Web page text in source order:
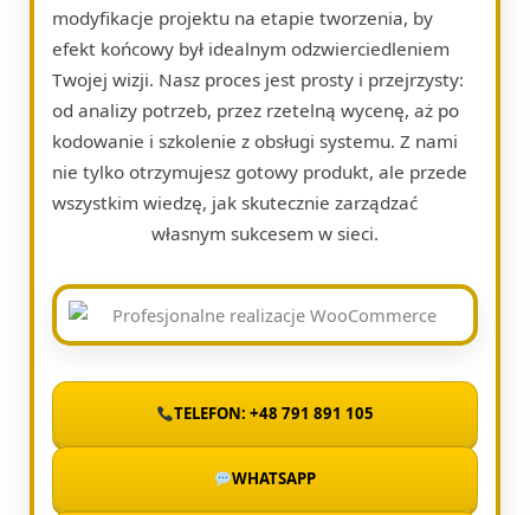
modyfikacje projektu na etapie tworzenia, by
efekt końcowy był idealnym odzwierciedleniem
Twojej wizji. Nasz proces jest prosty i przejrzysty:
od analizy potrzeb, przez rzetelną wycenę, aż po
kodowanie i szkolenie z obsługi systemu. Z nami
nie tylko otrzymujesz gotowy produkt, ale przede
wszystkim wiedzę, jak skutecznie zarządzać
własnym sukcesem w sieci.
TELEFON: +48 791 891 105
WHATSAPP